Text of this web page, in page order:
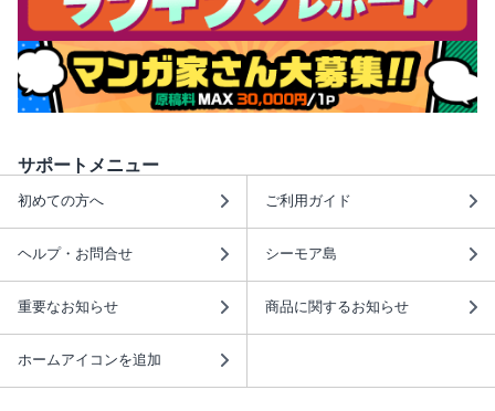
サポートメニュー
初めての方へ ご利用ガイド
ヘルプ・お問合せ シーモア島
重要なお知らせ 商品に関するお知らせ
ホームアイコンを追加